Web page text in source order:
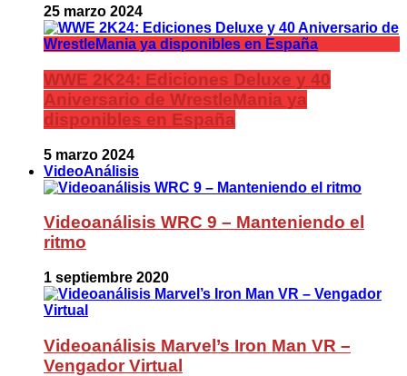
25 marzo 2024
WWE 2K24: Ediciones Deluxe y 40
Aniversario de WrestleMania ya
disponibles en España
5 marzo 2024
VideoAnálisis
Videoanálisis WRC 9 – Manteniendo el
ritmo
1 septiembre 2020
Videoanálisis Marvel’s Iron Man VR –
Vengador Virtual